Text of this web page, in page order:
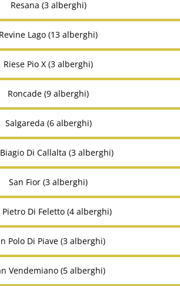
Resana (3 alberghi)
Revine Lago (13 alberghi)
Riese Pio X (3 alberghi)
Roncade (9 alberghi)
Salgareda (6 alberghi)
Di Callalta (3 alberghi)
San Fior (3 alberghi)
Pietro Di Feletto (4 alberghi)
Polo Di Piave (3 alberghi)
Vendemiano (5 alberghi)